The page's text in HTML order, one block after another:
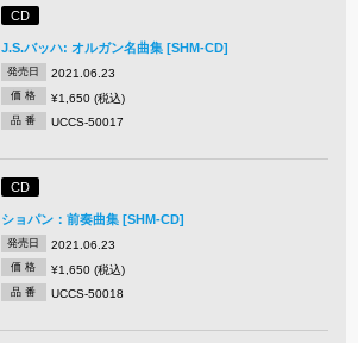
CD
J.S.バッハ: オルガン名曲集 [SHM-CD]
発売日 2021.06.23
価 格 ¥1,650 (税込)
品 番 UCCS-50017
CD
ショパン：前奏曲集 [SHM-CD]
発売日 2021.06.23
価 格 ¥1,650 (税込)
品 番 UCCS-50018